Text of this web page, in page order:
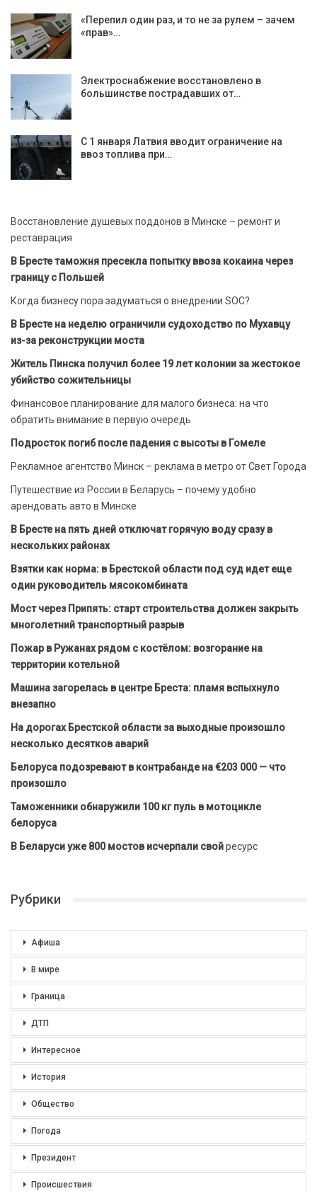
«Перепил один раз, и то не за рулем – зачем
«прав»…
Электроснабжение восстановлено в
большинстве пострадавших от…
С 1 января Латвия вводит ограничение на
ввоз топлива при…
Восстановление душевых поддонов в Минске – ремонт и
реставрация
В Бресте таможня пресекла попытку ввоза кокаина через
границу с Польшей
Когда бизнесу пора задуматься о внедрении SOC?
В Бресте на неделю ограничили судоходство по Мухавцу
из-за реконструкции моста
Житель Пинска получил более 19 лет колонии за жестокое
убийство сожительницы
Финансовое планирование для малого бизнеса: на что
обратить внимание в первую очередь
Подросток погиб после падения с высоты в Гомеле
Рекламное агентство Минск – реклама в метро от Свет Города
Путешествие из России в Беларусь – почему удобно
арендовать авто в Минске
В Бресте на пять дней отключат горячую воду сразу в
нескольких районах
Взятки как норма: в Брестской области под суд идет еще
один руководитель мясокомбината
Мост через Припять: старт строительства должен закрыть
многолетний транспортный разрыв
Пожар в Ружанах рядом с костёлом: возгорание на
территории котельной
Машина загорелась в центре Бреста: пламя вспыхнуло
внезапно
На дорогах Брестской области за выходные произошло
несколько десятков аварий
Белоруса подозревают в контрабанде на €203 000 — что
произошло
Таможенники обнаружили 100 кг пуль в мотоцикле
белоруса
В Беларуси уже 800 мостов исчерпали свойресурс
Рубрики
Афиша
В мире
Граница
ДТП
Интересное
История
Общество
Погода
Президент
Происшествия